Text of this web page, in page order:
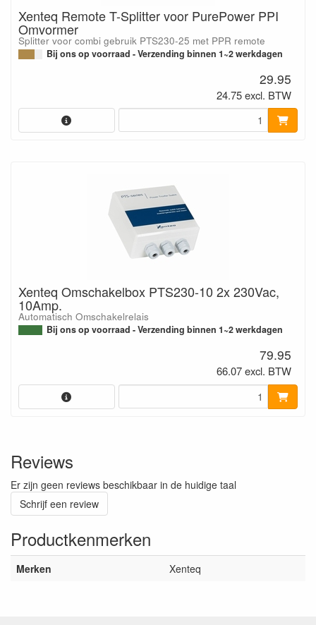
Xenteq Remote T-Splitter voor PurePower PPI
Omvormer
Splitter voor combi gebruik PTS230-25 met PPR remote
Bij ons op voorraad - Verzending binnen 1~2 werkdagen
29.95
24.75 excl. BTW
Xenteq Omschakelbox PTS230-10 2x 230Vac,
10Amp.
Automatisch Omschakelrelais
Bij ons op voorraad - Verzending binnen 1~2 werkdagen
79.95
66.07 excl. BTW
Reviews
Er zijn geen reviews beschikbaar in de huidige taal
Schrijf een review
Productkenmerken
Merken Xenteq